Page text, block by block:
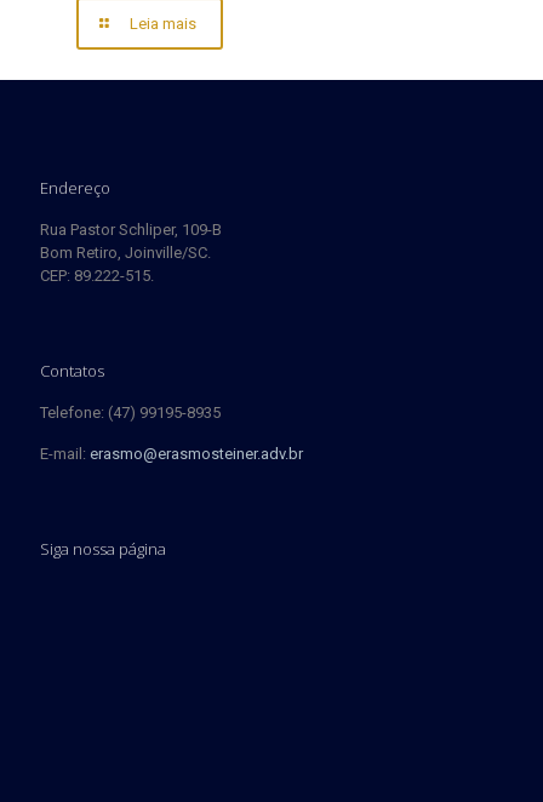
Leia mais
Endereço
Rua Pastor Schliper, 109-B
Bom Retiro, Joinville/SC.
CEP: 89.222-515.
Contatos
Telefone: (47) 99195-8935
E-mail: erasmo@erasmosteiner.adv.br
Siga nossa página